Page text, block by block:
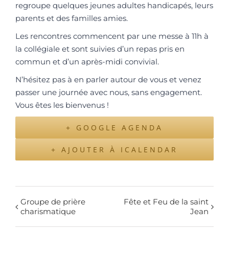
regroupe quelques jeunes adultes handicapés, leurs
parents et des familles amies.
Les rencontres commencent par une messe à 11h à
la collégiale et sont suivies d’un repas pris en
commun et d’un après-midi convivial.
N’hésitez pas à en parler autour de vous et venez
passer une journée avec nous, sans engagement.
Vous êtes les bienvenus !
+ GOOGLE AGENDA
+ AJOUTER À ICALENDAR
Groupe de prière
charismatique
Fête et Feu de la saint
Jean